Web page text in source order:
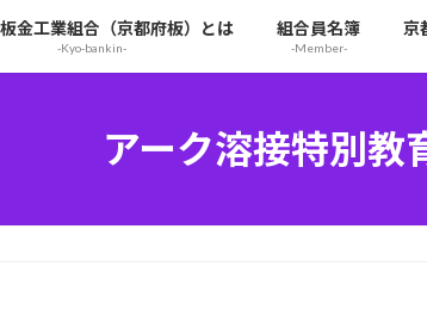
金工業組合（京都府板）とは
-Kyo-bankin-
組合員名簿
-Member-
京
アーク溶接特別教